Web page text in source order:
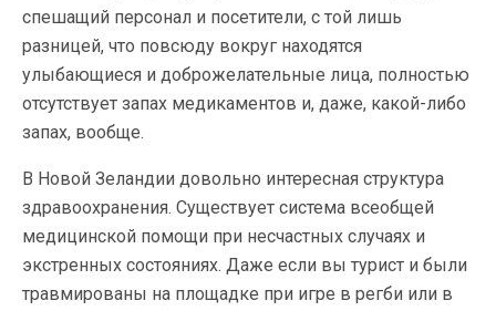
спешащий персонал и посетители, с той лишь
разницей, что повсюду вокруг находятся
улыбающиеся и доброжелательные лица, полностью
отсутствует запах медикаментов и, даже, какой-либо
запах, вообще.
В Новой Зеландии довольно интересная структура
здравоохранения. Существует система всеобщей
медицинской помощи при несчастных случаях и
экстренных состояниях. Даже если вы турист и были
травмированы на площадке при игре в регби или в